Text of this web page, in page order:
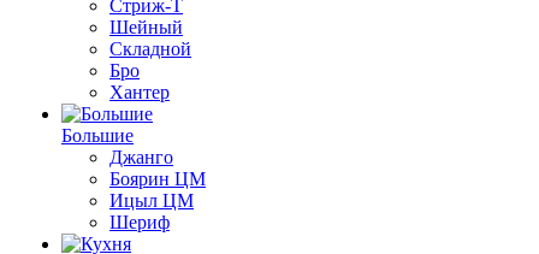
Стриж-Т
Шейный
Складной
Бро
Хантер
Большие
Джанго
Боярин ЦМ
Ицыл ЦМ
Шериф